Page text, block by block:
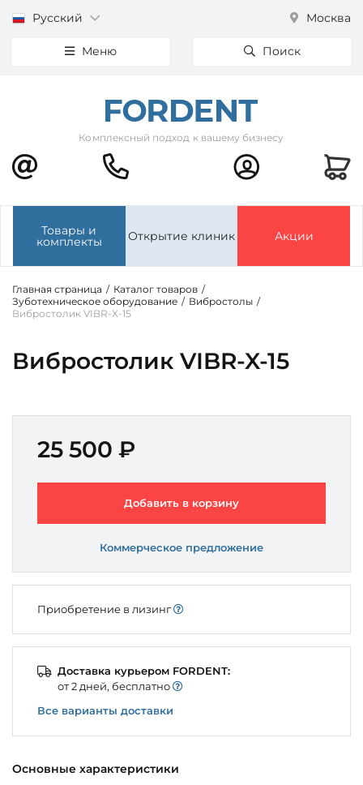
Русский Москва
Меню Поиск
Комплексный подход к вашему бизнесу
Товары и
комплекты Открытие клиник Акции
Главная страница / Каталог товаров /
Зуботехническое оборудование / Вибростолы /
Вибростолик VIBR-X-15
Вибростолик VIBR-X-15
Основные характеристики
25 500 ₽
Добавить в корзину
Коммерческое предложение
Приобретение в лизинг
Доставка курьером FORDENT:
от 2 дней, бесплатно
Все варианты доставки